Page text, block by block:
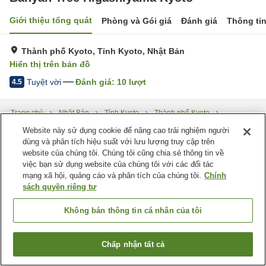
Giới thiệu tổng quát Phòng và Gói giá Đánh giá Thông
Thành phố Kyoto, Tỉnh Kyoto, Nhật Bản
Hiển thị trên bản đồ
4.5 Tuyệt vời Đánh giá: 10 lượt
Trang chủ Nhật Bản Tỉnh Kyoto
Thành phố Kyoto
Tìm phòng trống
Website này sử dụng cookie để nâng cao trải nghiệm người
dùng và phân tích hiệu suất với lưu lượng truy cập trên
website của chúng tôi. Chúng tôi cũng chia sẻ thông tin về
việc bạn sử dụng website của chúng tôi với các đối tác
mạng xã hội, quảng cáo và phân tích của chúng tôi. Chính
sách quyền riêng tư
Không bán thông tin cá nhân của tôi
Chấp nhận tất cả